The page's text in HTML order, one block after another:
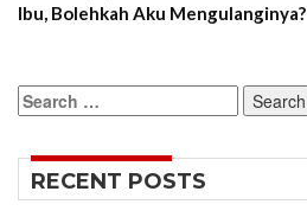
Ibu, Bolehkah Aku Mengulanginya?
Search
for:
RECENT POSTS